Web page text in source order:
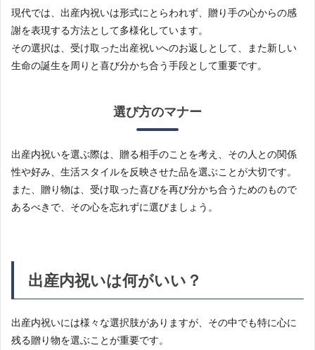
まと
め
現代では、出産内祝いは形式にとらわれず、贈り手の心からの感
謝を表現する方法として多様化しています。
その選択は、受け取った出産祝いへのお返しとして、また新しい
生命の誕生を周りと喜び分かち合う手段として重要です。
選び方のマナー
出産内祝いを選ぶ際は、贈る相手のことを考え、その人との関係
性や好み、生活スタイルを反映させた品を選ぶことが大切です。
また、贈り物は、受け取った喜びを再び分かち合うためのもので
あるべきで、その心を忘れずに選びましょう。
出産内祝いは何がいい？
出産内祝いには様々な選択肢がありますが、その中でも特に心に
残る贈り物を選ぶことが重要です。